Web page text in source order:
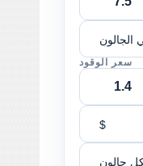
سعر الوقود
$
جالون